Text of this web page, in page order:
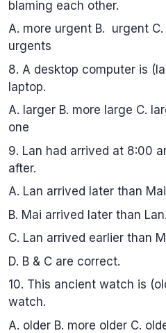
blaming each other.
A. more urgent B. urgent
urgents
8. A desktop computer is
laptop.
A. larger B. more large C.
one
9. Lan had arrived at 8:00
after.
A. Lan arrived later than
B. Mai arrived later than Lan.
C. Lan arrived earlier than
D. B & C are correct.
10. This ancient watch is
watch.
A. older B. more older C.